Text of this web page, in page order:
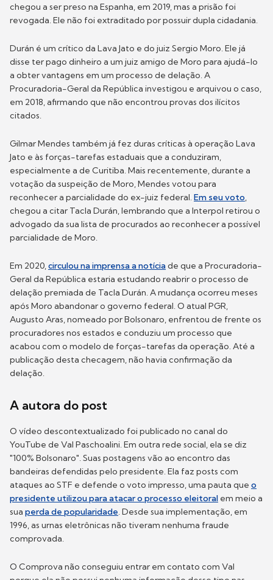
chegou a ser preso na Espanha, em 2019, mas a prisão foi
revogada. Ele não foi extraditado por possuir dupla cidadania.
Durán é um crítico da Lava Jato e do juiz Sergio Moro. Ele já
disse ter pago dinheiro a um juiz amigo de Moro para ajudá-lo
a obter vantagens em um processo de delação. A
Procuradoria-Geral da República investigou e arquivou o caso,
em 2018, afirmando que não encontrou provas dos ilícitos
citados.
Gilmar Mendes também já fez duras críticas à operação Lava
Jato e às forças-tarefas estaduais que a conduziram,
especialmente a de Curitiba. Mais recentemente, durante a
votação da suspeição de Moro, Mendes votou para
reconhecer a parcialidade do ex-juiz federal.Em seu voto,
chegou a citar Tacla Durán, lembrando que a Interpol retirou o
advogado da sua lista de procurados ao reconhecer a possível
parcialidade de Moro.
Em 2020,circulou na imprensa a notíciade que a Procuradoria-
Geral da República estaria estudando reabrir o processo de
delação premiada de Tacla Durán. A mudança ocorreu meses
após Moro abandonar o governo federal. O atual PGR,
Augusto Aras, nomeado por Bolsonaro, enfrentou de frente os
procuradores nos estados e conduziu um processo que
acabou com o modelo de forças-tarefas da operação. Até a
publicação desta checagem, não havia confirmação da
delação.
A autora do post
O vídeo descontextualizado foi publicado no canal do
YouTube de Val Paschoalini. Em outra rede social, ela se diz
"100% Bolsonaro". Suas postagens vão ao encontro das
bandeiras defendidas pelo presidente. Ela faz posts com
ataques ao STF e defende o voto impresso, uma pauta que o
presidente utilizou para atacar o processo eleitoral em meio a
sua perda de popularidade. Desde sua implementação, em
1996, as urnas eletrônicas não tiveram nenhuma fraude
comprovada.
O Comprova não conseguiu entrar em contato com Val